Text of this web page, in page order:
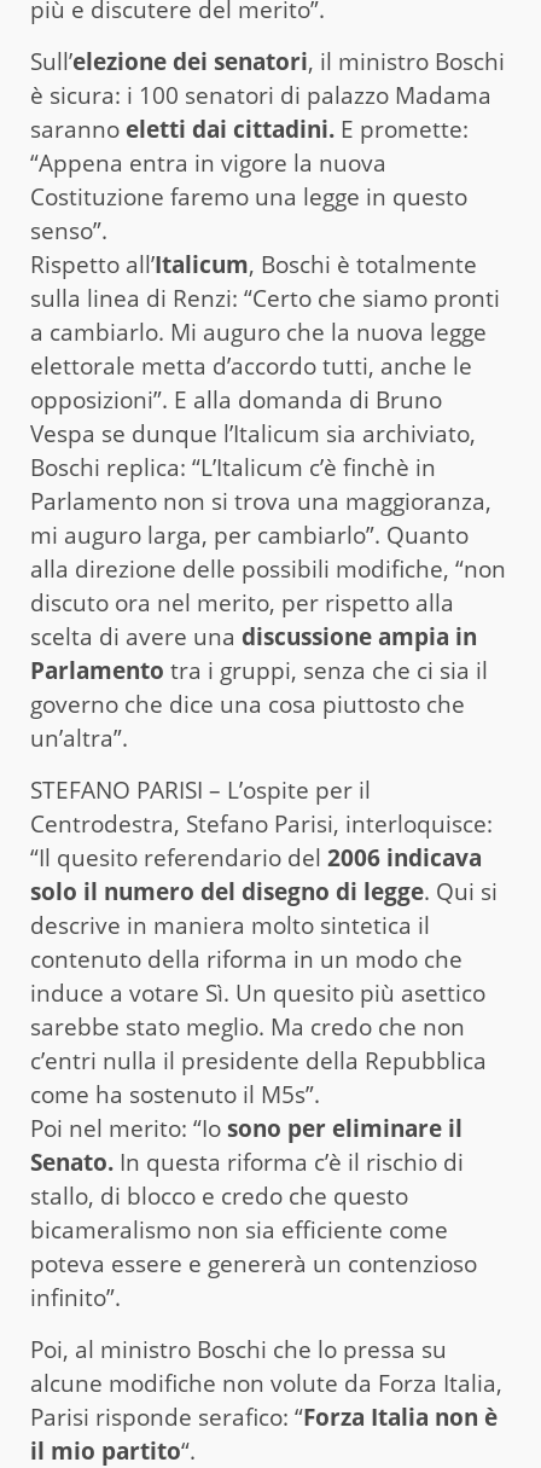
più e discutere del merito”.
Sull’elezione dei senatori, il ministro Boschi
è sicura: i 100 senatori di palazzo Madama
saranno eletti dai cittadini. E promette:
“Appena entra in vigore la nuova
Costituzione faremo una legge in questo
senso”.
Rispetto all’Italicum, Boschi è totalmente
sulla linea di Renzi: “Certo che siamo pronti
a cambiarlo. Mi auguro che la nuova legge
elettorale metta d’accordo tutti, anche le
opposizioni”. E alla domanda di Bruno
Vespa se dunque l’Italicum sia archiviato,
Boschi replica: “L’Italicum c’è finchè in
Parlamento non si trova una maggioranza,
mi auguro larga, per cambiarlo”. Quanto
alla direzione delle possibili modifiche, “non
discuto ora nel merito, per rispetto alla
scelta di avere una discussione ampia in
Parlamento tra i gruppi, senza che ci sia il
governo che dice una cosa piuttosto che
un’altra”.
STEFANO PARISI – L’ospite per il
Centrodestra, Stefano Parisi, interloquisce:
“Il quesito referendario del 2006 indicava
solo il numero del disegno di legge. Qui si
descrive in maniera molto sintetica il
contenuto della riforma in un modo che
induce a votare Sì. Un quesito più asettico
sarebbe stato meglio. Ma credo che non
c’entri nulla il presidente della Repubblica
come ha sostenuto il M5s”.
Poi nel merito: “Io sono per eliminare il
Senato. In questa riforma c’è il rischio di
stallo, di blocco e credo che questo
bicameralismo non sia efficiente come
poteva essere e genererà un contenzioso
infinito”.
Poi, al ministro Boschi che lo pressa su
alcune modifiche non volute da Forza Italia,
Parisi risponde serafico: “Forza Italia non è
il mio partito“.